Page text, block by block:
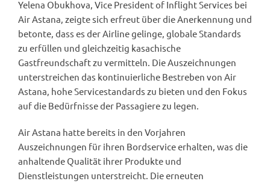
Yelena Obukhova, Vice President of Inflight Services bei
Air Astana, zeigte sich erfreut über die Anerkennung und
betonte, dass es der Airline gelinge, globale Standards
zu erfüllen und gleichzeitig kasachische
Gastfreundschaft zu vermitteln. Die Auszeichnungen
unterstreichen das kontinuierliche Bestreben von Air
Astana, hohe Servicestandards zu bieten und den Fokus
auf die Bedürfnisse der Passagiere zu legen.
Air Astana hatte bereits in den Vorjahren
Auszeichnungen für ihren Bordservice erhalten, was die
anhaltende Qualität ihrer Produkte und
Dienstleistungen unterstreicht. Die erneuten